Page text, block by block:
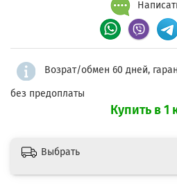
Возрат/обмен 60 дней,
без предоплаты
Купить в 1
Выбрать